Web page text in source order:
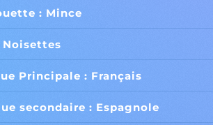
: Mince
Noisettes
Principale : Français
secondaire : Espagnole